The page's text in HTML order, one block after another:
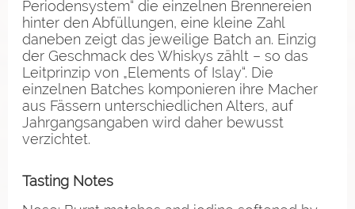
Periodensystem“ die einzelnen Brennereien
hinter den Abfüllungen, eine kleine Zahl
daneben zeigt das jeweilige Batch an. Einzig
der Geschmack des Whiskys zählt – so das
Leitprinzip von „Elements of Islay“. Die
einzelnen Batches komponieren ihre Macher
aus Fässern unterschiedlichen Alters, auf
Jahrgangsangaben wird daher bewusst
verzichtet.
Tasting Notes